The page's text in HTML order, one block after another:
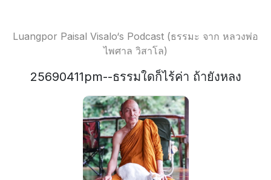
Luangpor Paisal Visalo‘s Podcast (ธรรมะ จาก หลวงพ่อ
ไพศาล วิสาโล)
25690411pm--ธรรมใดก็ไร้ค่า ถ้ายังหลง